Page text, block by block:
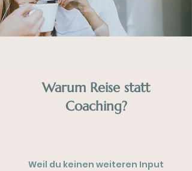
Warum Reise statt
Coaching?
Weil du keinen weiteren Input